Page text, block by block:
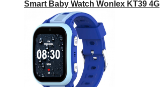
Smart Baby Watch Wonlex KT39 4G